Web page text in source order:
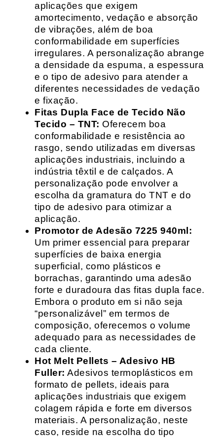
aplicações que exigem
amortecimento, vedação e absorção
de vibrações, além de boa
conformabilidade em superfícies
irregulares. A personalização abrange
a densidade da espuma, a espessura
e o tipo de adesivo para atender a
diferentes necessidades de vedação
e fixação.
Fitas Dupla Face de Tecido Não
Tecido – TNT: Oferecem boa
conformabilidade e resistência ao
rasgo, sendo utilizadas em diversas
aplicações industriais, incluindo a
indústria têxtil e de calçados. A
personalização pode envolver a
escolha da gramatura do TNT e do
tipo de adesivo para otimizar a
aplicação.
Promotor de Adesão 7225 940ml:
Um primer essencial para preparar
superfícies de baixa energia
superficial, como plásticos e
borrachas, garantindo uma adesão
forte e duradoura das fitas dupla face.
Embora o produto em si não seja
“personalizável” em termos de
composição, oferecemos o volume
adequado para as necessidades de
cada cliente.
Hot Melt Pellets – Adesivo HB
Fuller: Adesivos termoplásticos em
formato de pellets, ideais para
aplicações industriais que exigem
colagem rápida e forte em diversos
materiais. A personalização, neste
caso, reside na escolha do tipo